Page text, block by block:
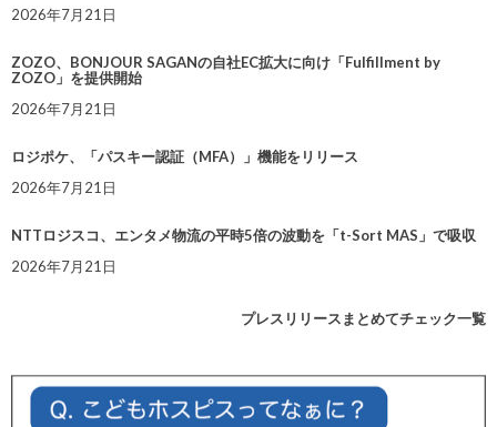
2026年7月21日
ZOZO、BONJOUR SAGANの自社EC拡大に向け「Fulfillment by
ZOZO」を提供開始
2026年7月21日
ロジポケ、「パスキー認証（MFA）」機能をリリース
2026年7月21日
NTTロジスコ、エンタメ物流の平時5倍の波動を「t-Sort MAS」で吸収
2026年7月21日
プレスリリースまとめてチェック一覧